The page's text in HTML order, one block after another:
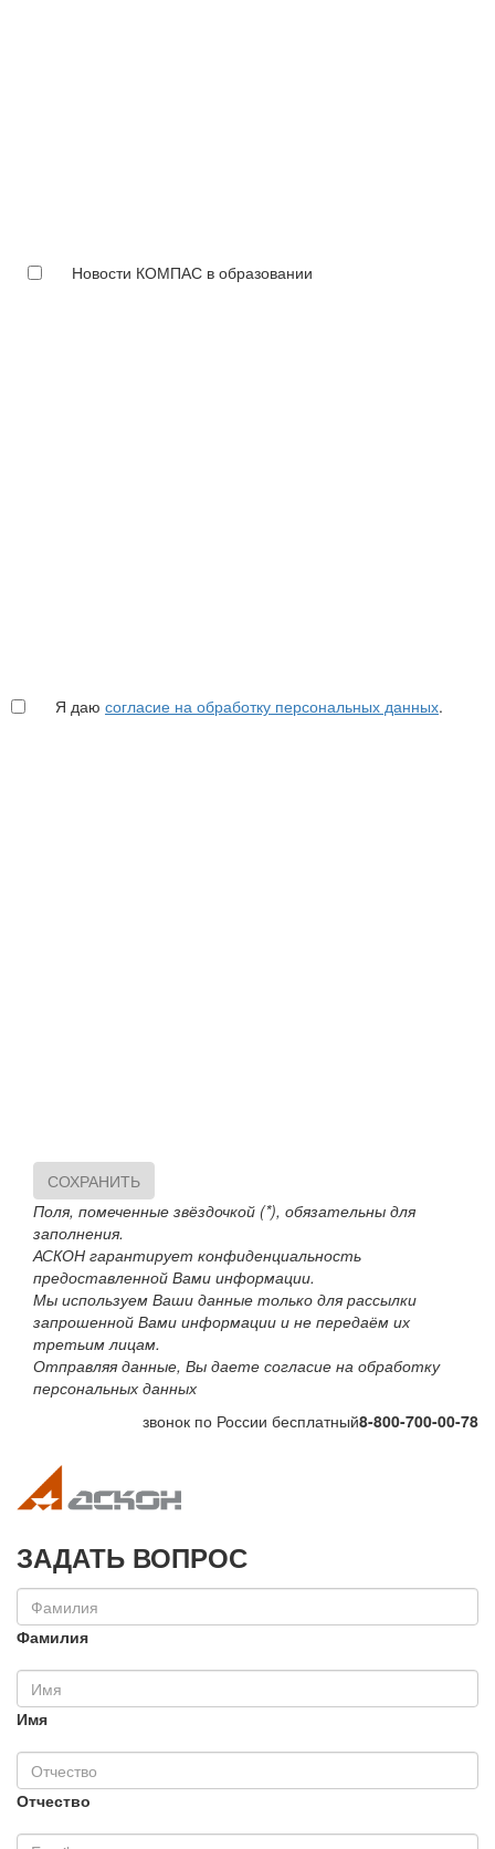
Новости КОМПАС в образовании
Я даю согласие на обработку персональных данных.
СОХРАНИТЬ
Поля, помеченные звёздочкой (*), обязательны для
заполнения.
АСКОН гарантирует конфиденциальность
предоставленной Вами информации.
Мы используем Ваши данные только для рассылки
запрошенной Вами информации и не передаём их
третьим лицам.
Отправляя данные, Вы даете согласие на обработку
персональных данных
звонок по России бесплатный8-800-700-00-78
ЗАДАТЬ ВОПРОС
Фамилия
Имя
Отчество